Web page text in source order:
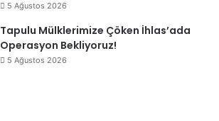
5 Ağustos 2026
Tapulu Mülklerimize Çöken İhlas’ada
Operasyon Bekliyoruz!
5 Ağustos 2026